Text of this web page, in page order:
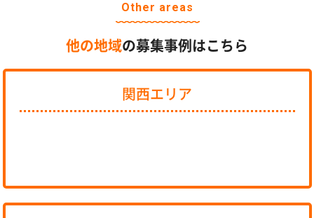
Other areas
他の地域の募集事例はこちら
関西エリア